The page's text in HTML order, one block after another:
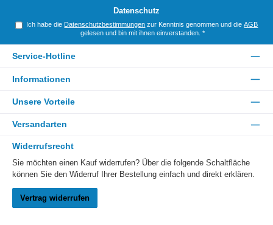
Datenschutz
Ich habe die Datenschutzbestimmungen zur Kenntnis genommen und dieAGB
gelesen und bin mit ihnen einverstanden. *
Service-Hotline
Informationen
Unsere Vorteile
Versandarten
Widerrufsrecht
Sie möchten einen Kauf widerrufen? Über die folgende Schaltfläche
können Sie den Widerruf Ihrer Bestellung einfach und direkt erklären.
Vertrag widerrufen